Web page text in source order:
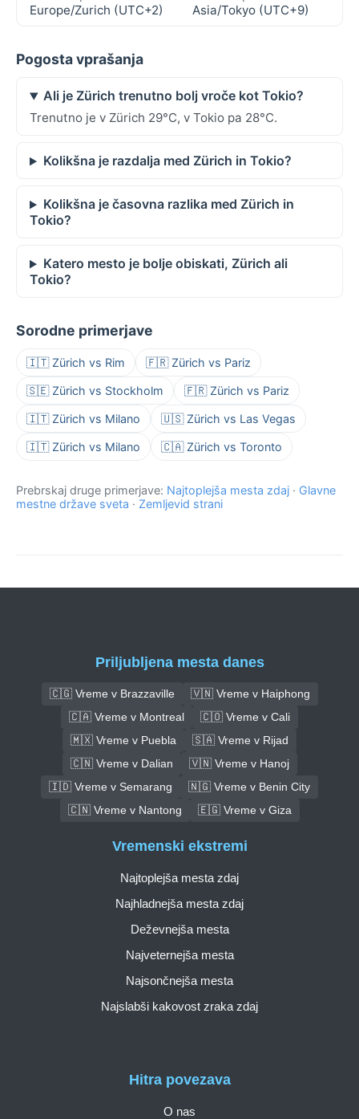
Europe/Zurich (UTC+2)
Asia/Tokyo (UTC+9)
Pogosta vprašanja
Ali je Zürich trenutno bolj vroče kot Tokio?
Trenutno je v Zürich 29°C, v Tokio pa 28°C.
Kolikšna je razdalja med Zürich in Tokio?
Kolikšna je časovna razlika med Zürich in
Tokio?
Katero mesto je bolje obiskati, Zürich ali
Tokio?
Sorodne primerjave
🇮🇹 Zürich vs Rim 🇫🇷 Zürich vs Pariz
🇸🇪 Zürich vs Stockholm 🇫🇷 Zürich vs Pariz
🇮🇹 Zürich vs Milano 🇺🇸 Zürich vs Las Vegas
🇮🇹 Zürich vs Milano 🇨🇦 Zürich vs Toronto
Prebrskaj druge primerjave: Najtoplejša mesta zdaj · Glavne
mestne države sveta · Zemljevid strani
Priljubljena mesta danes
🇨🇬 Vreme v Brazzaville
🇻🇳 Vreme v Haiphong
🇨🇦 Vreme v Montreal
🇨🇴 Vreme v Cali
🇲🇽 Vreme v Puebla
🇸🇦 Vreme v Rijad
🇨🇳 Vreme v Dalian
🇻🇳 Vreme v Hanoj
🇮🇩 Vreme v Semarang
🇳🇬 Vreme v Benin City
🇨🇳 Vreme v Nantong
🇪🇬 Vreme v Giza
Hitra povezava
O nas
Vremenski ekstremi
Najtoplejša mesta zdaj
Najhladnejša mesta zdaj
Deževnejša mesta
Najveternejša mesta
Najsončnejša mesta
Najslabši kakovost zraka zdaj